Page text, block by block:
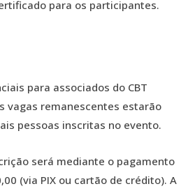
para os participantes.
para associados do CBT
vagas remanescentes estarão
pessoas inscritas no evento.
será mediante o pagamento
(via PIX ou cartão de crédito). A